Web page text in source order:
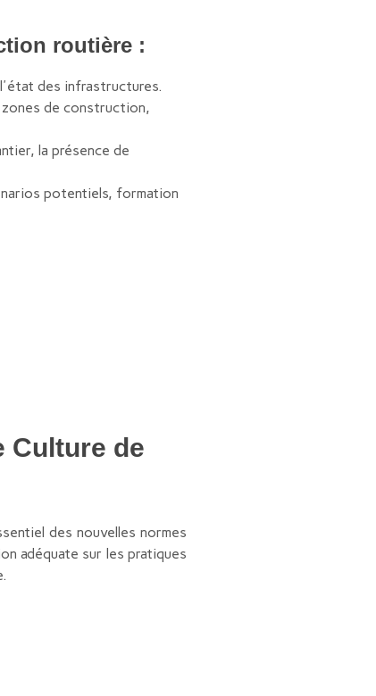
routière :
des infrastructures.
de construction,
la présence de
potentiels, formation
Culture de
des nouvelles normes
adéquate sur les pratiques